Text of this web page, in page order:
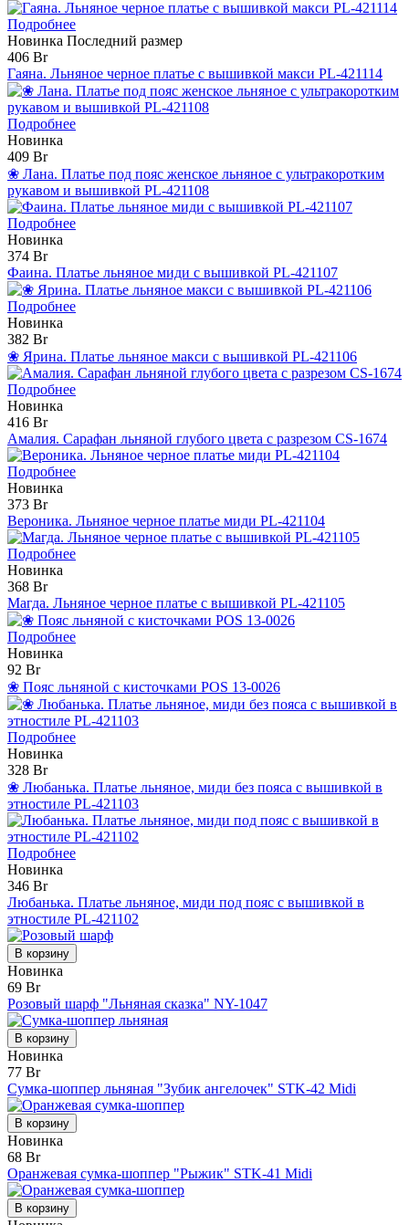
Подробнее
Новинка Последний размер
406 Br
Гаяна. Льняное черное платье с вышивкой макси PL-421114
Подробнее
Новинка
409 Br
❀ Лана. Платье под пояс женское льняное с ультракоротким
рукавом и вышивкой PL-421108
Подробнее
Новинка
374 Br
Фаина. Платье льняное миди с вышивкой PL-421107
Подробнее
Новинка
382 Br
❀ Ярина. Платье льняное макси с вышивкой PL-421106
Подробнее
Новинка
416 Br
Амалия. Сарафан льняной глубого цвета с разрезом CS-1674
Подробнее
Новинка
373 Br
Вероника. Льняное черное платье миди PL-421104
Подробнее
Новинка
368 Br
Магда. Льняное черное платье с вышивкой PL-421105
Подробнее
Новинка
92 Br
❀ Пояс льняной с кисточками POS 13-0026
Подробнее
Новинка
328 Br
❀ Любанька. Платье льняное, миди без пояса с вышивкой в
этностиле PL-421103
Подробнее
Новинка
346 Br
Любанька. Платье льняное, миди под пояс с вышивкой в
этностиле PL-421102
В корзину
Новинка
69 Br
Розовый шарф "Льняная сказка" NY-1047
В корзину
Новинка
77 Br
Сумка-шоппер льняная "Зубик ангелочек" STK-42 Midi
В корзину
Новинка
68 Br
Оранжевая сумка-шоппер "Рыжик" STK-41 Midi
В корзину